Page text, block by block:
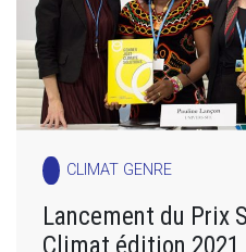
CLIMAT GENRE
Lancement du Prix
Climat édition 2021